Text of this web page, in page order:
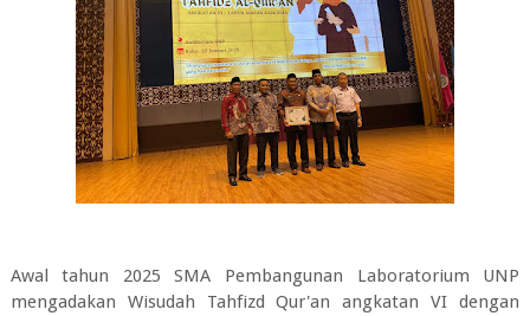
Awal tahun 2025 SMA Pembangunan Laboratorium UNP
mengadakan Wisudah Tahfizd Qur'an angkatan VI dengan